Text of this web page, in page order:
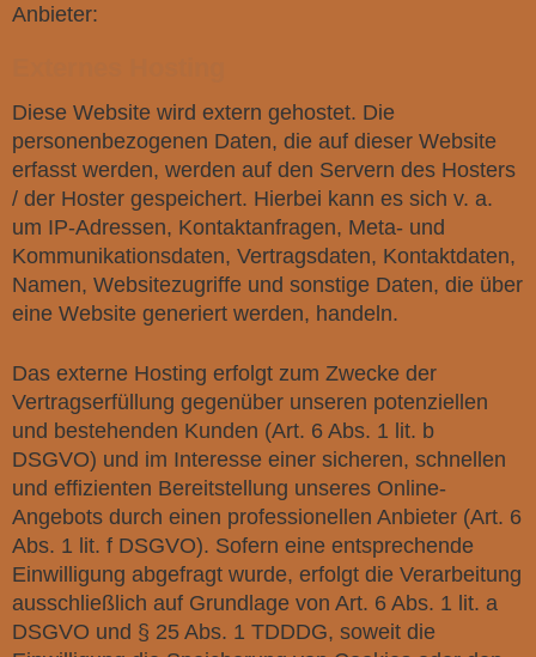
Anbieter:
Diese Website wird extern gehostet. Die
personenbezogenen Daten, die auf dieser Website
erfasst werden, werden auf den Servern des Hosters
/ der Hoster gespeichert. Hierbei kann es sich v. a.
um IP-Adressen, Kontaktanfragen, Meta- und
Kommunikationsdaten, Vertragsdaten, Kontaktdaten,
Namen, Websitezugriffe und sonstige Daten, die über
eine Website generiert werden, handeln.
Das externe Hosting erfolgt zum Zwecke der
Vertragserfüllung gegenüber unseren potenziellen
und bestehenden Kunden (Art. 6 Abs. 1 lit. b
DSGVO) und im Interesse einer sicheren, schnellen
und effizienten Bereitstellung unseres Online-
Angebots durch einen professionellen Anbieter (Art. 6
Abs. 1 lit. f DSGVO). Sofern eine entsprechende
Einwilligung abgefragt wurde, erfolgt die Verarbeitung
ausschließlich auf Grundlage von Art. 6 Abs. 1 lit. a
DSGVO und § 25 Abs. 1 TDDDG, soweit die